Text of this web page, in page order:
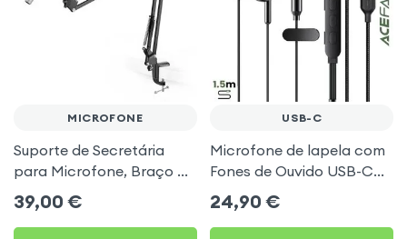
MICROFONE
Suporte de Secretária
para Microfone, Braço de
Suspensão Articulado,
Linq - Preto
39,00 €
USB-C
Microfone de lapela com
Fones de Ouvido USB-C
Acefast para Vlogs,
TikTok, podcasts
24,90 €